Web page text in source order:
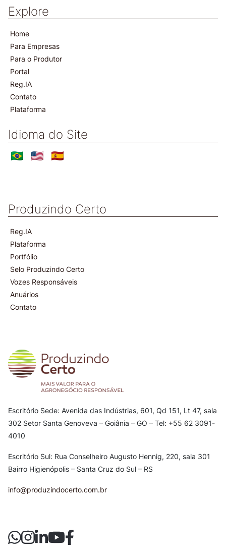
Explore
Home
Para Empresas
Para o Produtor
Portal
Reg.IA
Contato
Plataforma
Idioma do Site
Produzindo Certo
Reg.IA
Plataforma
Portfólio
Selo Produzindo Certo
Vozes Responsáveis
Anuários
Contato
Escritório Sede: Avenida das Indústrias, 601, Qd 151, Lt 47, sala
302 Setor Santa Genoveva – Goiânia – GO – Tel: +55 62 3091-
4010
Escritório Sul: Rua Conselheiro Augusto Hennig, 220, sala 301
Bairro Higienópolis – Santa Cruz do Sul – RS
info@produzindocerto.com.br